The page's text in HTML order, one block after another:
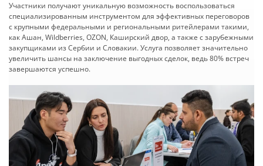
Участники получают уникальную возможность воспользоваться
специализированным инструментом для эффективных переговоров
с крупными федеральными и региональными ритейлерами такими,
как Ашан, Wildberries, OZON, Каширский двор, а также с зарубежными
закупщиками из Сербии и Словакии. Услуга позволяет значительно
увеличить шансы на заключение выгодных сделок, ведь 80% встреч
завершаются успешно.